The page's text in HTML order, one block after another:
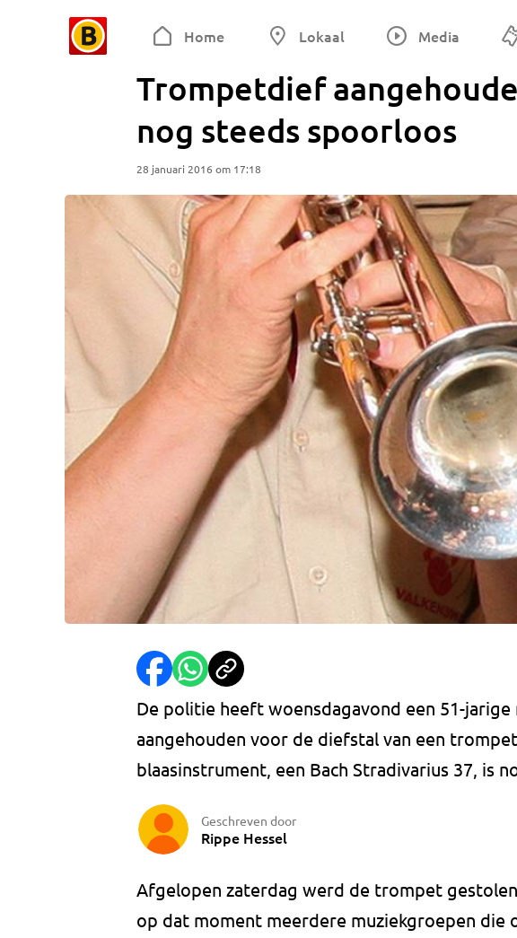
Home Lokaal Media
Trompetdief
nog steeds spoorloos
28 januari 2016 om 17:18
De politie heeft woensdagavond een 51-
aangehouden voor de diefstal van een
blaasinstrument, een Bach Stradivarius 37, is
Geschreven door
Rippe Hessel
Afgelopen zaterdag werd de trompet
op dat moment meerdere muziekgroepen die